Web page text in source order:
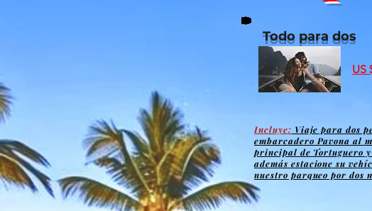
Todo para dos
US
Incluye: Viaje para dos
embarcadero Pavona al
principal de Tortuguero
además estacione su
nuestro parqueo por dos